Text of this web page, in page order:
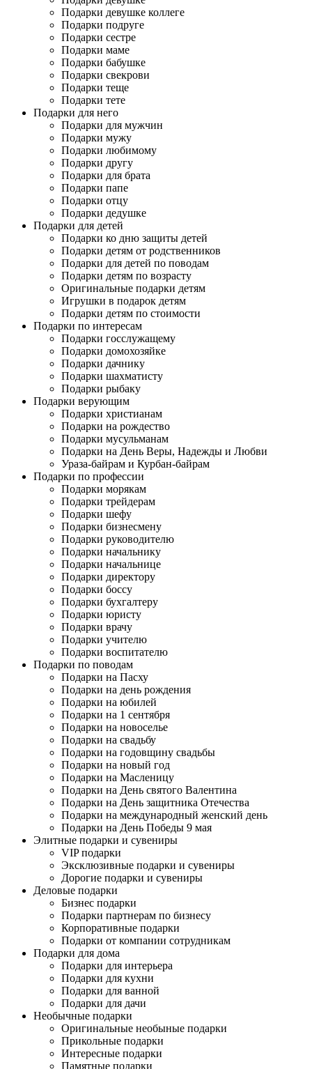
Подарки девушке коллеге
Подарки подруге
Подарки сестре
Подарки маме
Подарки бабушке
Подарки свекрови
Подарки теще
Подарки тете
Подарки для него
Подарки для мужчин
Подарки мужу
Подарки любимому
Подарки другу
Подарки для брата
Подарки папе
Подарки отцу
Подарки дедушке
Подарки для детей
Подарки ко дню защиты детей
Подарки детям от родственников
Подарки для детей по поводам
Подарки детям по возрасту
Оригинальные подарки детям
Игрушки в подарок детям
Подарки детям по стоимости
Подарки по интересам
Подарки госслужащему
Подарки домохозяйке
Подарки дачнику
Подарки шахматисту
Подарки рыбаку
Подарки верующим
Подарки христианам
Подарки на рождество
Подарки мусульманам
Подарки на День Веры, Надежды и Любви
Ураза-байрам и Курбан-байрам
Подарки по профессии
Подарки морякам
Подарки трейдерам
Подарки шефу
Подарки бизнесмену
Подарки руководителю
Подарки начальнику
Подарки начальнице
Подарки директору
Подарки боссу
Подарки бухгалтеру
Подарки юристу
Подарки врачу
Подарки учителю
Подарки воспитателю
Подарки по поводам
Подарки на Пасху
Подарки на день рождения
Подарки на юбилей
Подарки на 1 сентября
Подарки на новоселье
Подарки на свадьбу
Подарки на годовщину свадьбы
Подарки на новый год
Подарки на Масленицу
Подарки на День святого Валентина
Подарки на День защитника Отечества
Подарки на международный женский день
Подарки на День Победы 9 мая
Элитные подарки и сувениры
VIP подарки
Эксклюзивные подарки и сувениры
Дорогие подарки и сувениры
Деловые подарки
Бизнес подарки
Подарки партнерам по бизнесу
Корпоративные подарки
Подарки от компании сотрудникам
Подарки для дома
Подарки для интерьера
Подарки для кухни
Подарки для ванной
Подарки для дачи
Необычные подарки
Оригинальные необыные подарки
Прикольные подарки
Интересные подарки
Памятные подарки